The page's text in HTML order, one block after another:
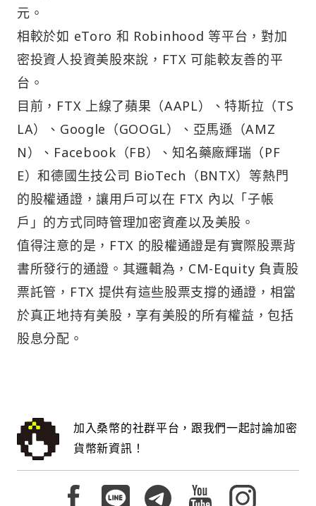
元。
相較於如 eToro 和 Robinhood 等平台，對加
密投資人投資美股來說，FTX 可能較友善的平
台。
目前，FTX 上線了蘋果（AAPL）、特斯拉（TS
LA）、Google（GOOGL）、亞馬遜（AMZ
N）、Facebook（FB）、知名藥廠輝瑞（PF
E）和德國生技公司 BioTech（BNTX）等熱門
的股權通證，讓用戶可以在 FTX 內以「子帳
戶」的方式同時管理加密資產以及美股。
值得注意的是，FTX 的股權通證是有實際股票背
書所發行的通證。其邏輯為，CM-Equity 負責股
票託管，FTX 提供有這些股票支撐的通證，相當
於真正地持有美股，享有美股的所有權益，包括
股息分配。
加入桑幣的社群平台，跟我們一起討論加密
貨幣新資訊！